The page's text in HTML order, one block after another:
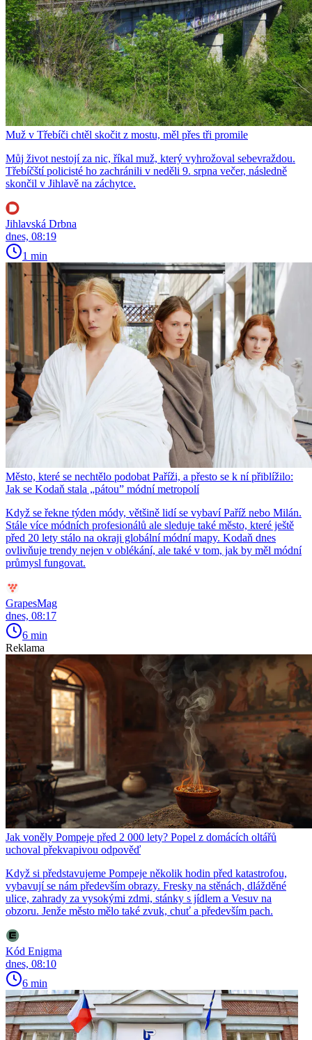
Muž v Třebíči chtěl skočit z mostu, měl přes tři promile
Můj život nestojí za nic, říkal muž, který vyhrožoval sebevraždou.
Třebíčští policisté ho zachránili v neděli 9. srpna večer, následně
skončil v Jihlavě na záchytce.
Jihlavská Drbna
dnes, 08:19
1 min
Město, které se nechtělo podobat Paříži, a přesto se k ní přiblížilo:
Jak se Kodaň stala „pátou” módní metropolí
Když se řekne týden módy, většině lidí se vybaví Paříž nebo Milán.
Stále více módních profesionálů ale sleduje také město, které ještě
před 20 lety stálo na okraji globální módní mapy. Kodaň dnes
ovlivňuje trendy nejen v oblékání, ale také v tom, jak by měl módní
průmysl fungovat.
GrapesMag
dnes, 08:17
6 min
Reklama
Jak voněly Pompeje před 2 000 lety? Popel z domácích oltářů
uchoval překvapivou odpověď
Když si představujeme Pompeje několik hodin před katastrofou,
vybavují se nám především obrazy. Fresky na stěnách, dlážděné
ulice, zahrady za vysokými zdmi, stánky s jídlem a Vesuv na
obzoru. Jenže město mělo také zvuk, chuť a především pach.
Kód Enigma
dnes, 08:10
6 min